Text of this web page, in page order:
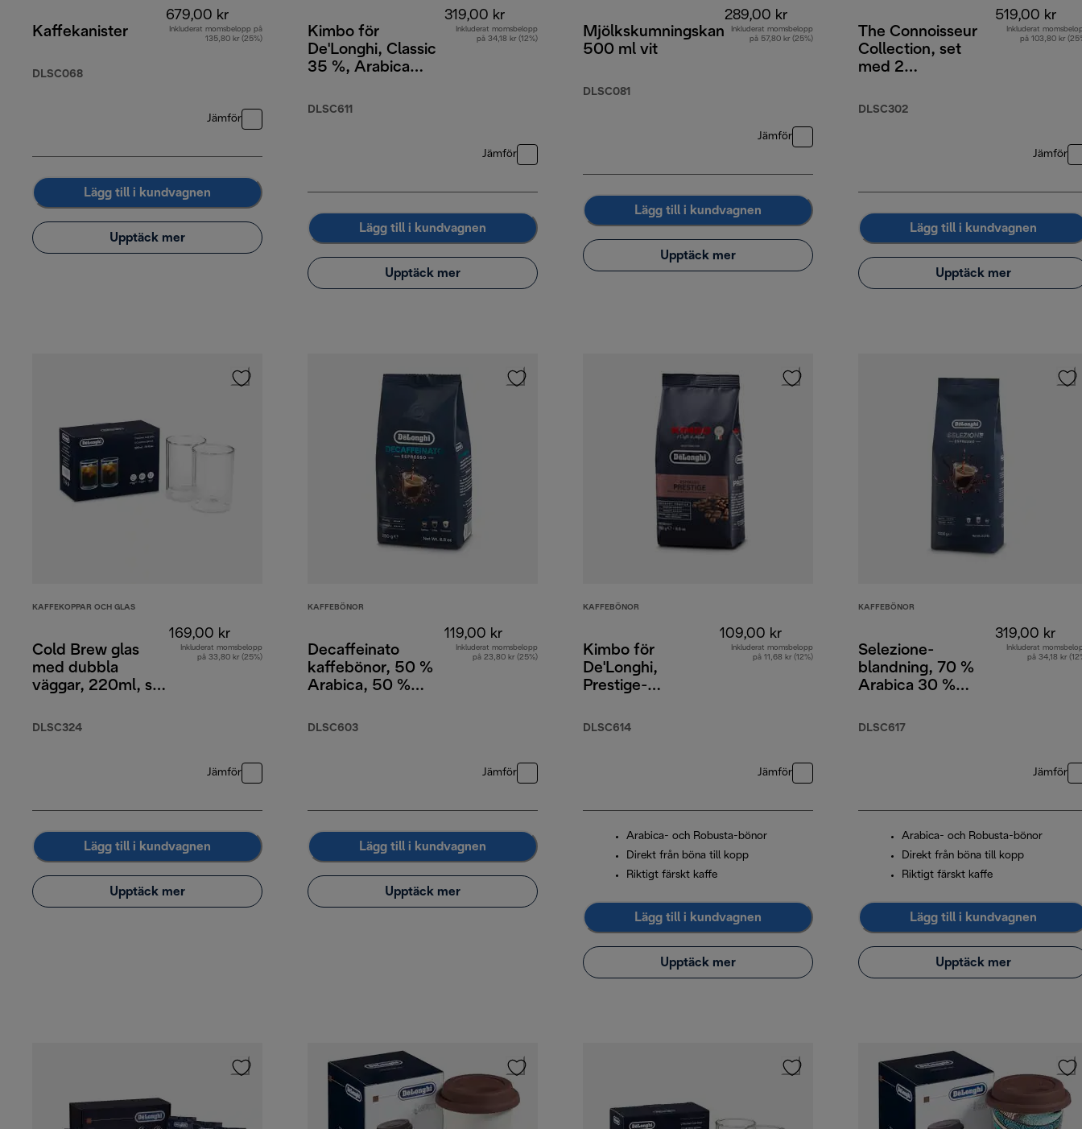
Kaffekanister
DLSC068
679,00 kr
Inkluderat momsbelopp på
135,80 kr (25%)
Jämför
Lägg till i kundvagnen
Upptäck mer
Kimbo för
De'Longhi, Classic
35 %, Arabica
DLSC611
319,00 kr
Inkluderat momsbelopp
på 34,18 kr (12%)
Jämför
Lägg till i kundvagnen
Upptäck mer
Mjölkskumningskanna
500 ml vit
DLSC081
289,00 kr
Inkluderat momsbelopp
på 57,80 kr (25%)
Jämför
Lägg till i kundvagnen
Upptäck mer
The Connoisseur
Collection, set
med 2
cappuccinoglas, 2
DLSC302
519,00 kr
Inkluderat
på 103,80 kr
Jämför
Lägg till i kundvagnen
Upptäck mer
KAFFEKOPPAR OCH GLAS
Cold Brew glas
med dubbla
väggar, 220ml, set
DLSC324
169,00 kr
Inkluderat momsbelopp
på 33,80 kr (25%)
Jämför
Lägg till i kundvagnen
Upptäck mer
KAFFEBÖNOR
Decaffeinato
kaffebönor, 50 %
Arabica, 50 %
DLSC603
119,00 kr
Inkluderat momsbelopp
på 23,80 kr (25%)
Jämför
Lägg till i kundvagnen
Upptäck mer
KAFFEBÖNOR
Kimbo för
De'Longhi,
Prestige-
Arabica 35 %
DLSC614
109,00 kr
Inkluderat momsbelopp
på 11,68 kr (12%)
Jämför
Arabica- och Robusta-bönor
Direkt från böna till kopp
Riktigt färskt kaffe
Lägg till i kundvagnen
Upptäck mer
KAFFEBÖNOR
Selezione-
blandning, 70 %
Arabica 30 %
DLSC617
319,00 kr
Inkluderat
på 34,18 kr
Jämför
Arabica- och Robusta-bönor
Direkt från böna till kopp
Riktigt färskt kaffe
Lägg till i kundvagnen
Upptäck mer